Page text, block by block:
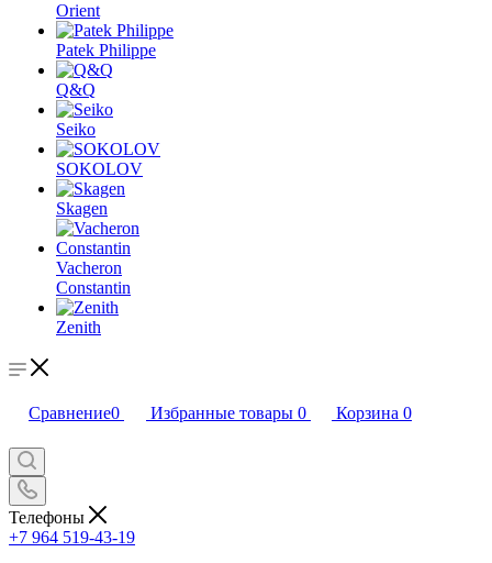
Orient
Patek Philippe
Q&Q
Seiko
SOKOLOV
Skagen
Vacheron
Constantin
Zenith
Сравнение0 Избранные товары 0 Корзина 0
Телефоны
+7 964 519-43-19